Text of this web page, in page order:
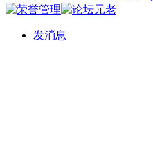
发消息